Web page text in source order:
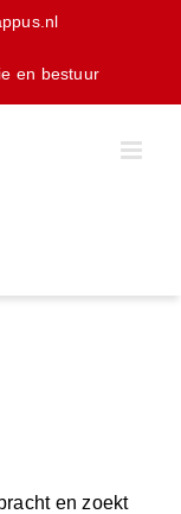
en bestuur
en zoekt